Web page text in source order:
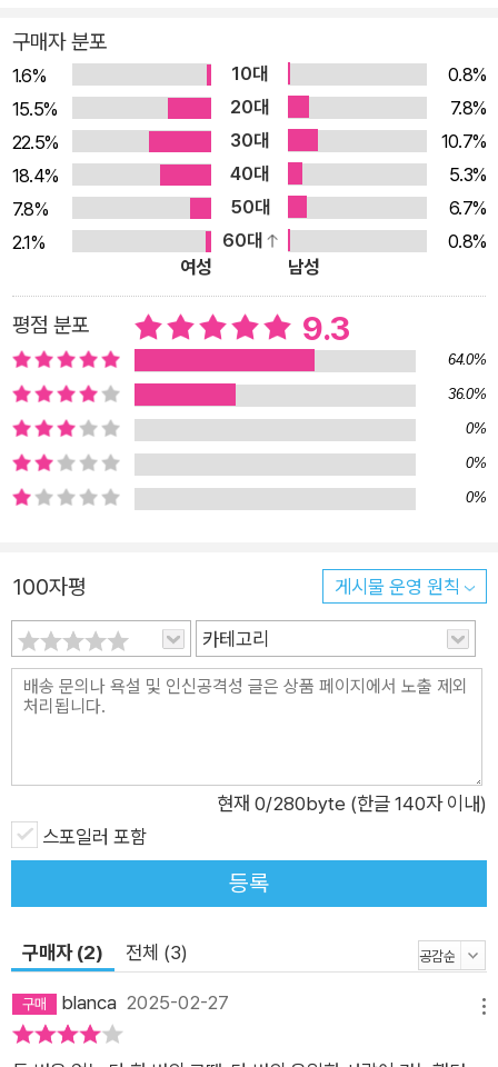
와바타 문학 애호가들 사이에서 전설처럼 회자될 뿐 전집을 살펴
보는 것이 아니라면 볼 방법이 마땅치 않았다. 그러다 완결 후 70
년 만인 2022년 ‘가와바타 사후 50주년 기념작’으로 처음 단행
본이 출간되어 온전한 책의 형태로 독자를 만날 수 있게 되었다.
뒤늦은 출간에는 여러 이유가 있겠지만 일본을 대표하는 대문호
가 소년 시절 한 소년을 향한 감정을 ‘사랑’이라 명명하고 요동치
는 청춘의 번뇌를 고백한다는 파격에 가까운 진솔함이 상당 부분
작용했을 것이다. 하지만 2022년 단행본 출간 이후 독자들의 열
렬한 호응과 관심 속에 입소문을 타고 증쇄를 거듭하며 ‘가와바타
문학의 원점’으로 재평가받게 되었다. 이 화제의 문제적 걸작을,
작가의 미려한 시적 언어를 섬세하게 옮겨 국내 최초로 소개한다.
“세이노 소년과 살았던 1년 동안은 하나의 구원이었다.” 고독한
소년의 곁에 머문 구원과도 같았던 순전한 사랑 작품은 쉰 살을
맞은 작가 가와바타가 자신의 작품 전집을 만들기 위해 지난 생애
를 돌아보는 데서 시작한다. 일평생 써 온 글을 정리하던 그는 학
기에는 놀라울 만큼 순수하고 적나라한 열정으로 가득한 그 글들
은, 모두 한 소년에 대한 기록이었다. 열다섯 살에 천애고아가 된
가와바타는 고독한 소년이었다. 마음 둘 곳이 없는 불우한 환경으
로 인해 깊은 허무감과 슬픔을 품은 소년은, 기숙사 같은 방에 후
배로 들어온 한 살 아래인 열여섯 살의 미소년 세이노를 만나 특
종교적 환경에서 자라 유달리 순진한 세이노는 마치 신앙과도 같
은 오롯한 사랑과 믿음으로 가와바타를 대한다. 가와바타는 애욕
에 번민하면서도 세이노 소년의 다정함에 마음을 기댄다. 침상으
로 들어가 세이노의 따뜻한 팔을 잡고, 가슴을 끌어안고, 목덜미
위에 내 얼굴을 포갰다. 내 뺨이 세이노의 뺨에 겹치고, 나의 마른
안타까운 모양이었다. 세이노는 가끔 무심히 눈을 뜨고는 나의 머
리를 꼭 끌어안았다. 나는 세이노의 감긴 눈꺼풀을 빤히 바라본
구매자 분포
1.6% 10대
0.8%
15.5%
20대
7.8%
22.5%
30대
10.7%
18.4%
40대
5.3%
7.8%
50대
6.7%
2.1%
60대
0.8%
여성
남성
평점 분포 9.3
64.0%
36.0%
0%
0%
0%
100자평 게시물 운영 원칙
카테고리
현재 0/280byte (한글 140자 이내)
스포일러 포함
등록
구매자 (2) 전체 (3)
blanca 2025-02-27